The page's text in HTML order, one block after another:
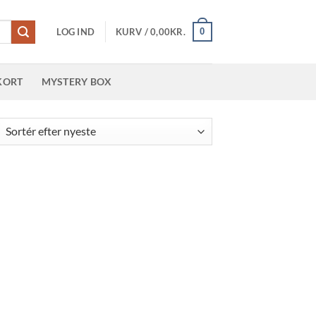
LOG IND KURV /0,00KR. 0
MYSTERY BOX